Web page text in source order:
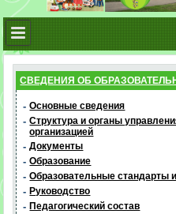
СВЕДЕНИЯ ОБ
- Основные сведения
- Структура и органы
организацией
- Документы
- Образование
- Образовательные стандарты
- Руководство
- Педагогический состав